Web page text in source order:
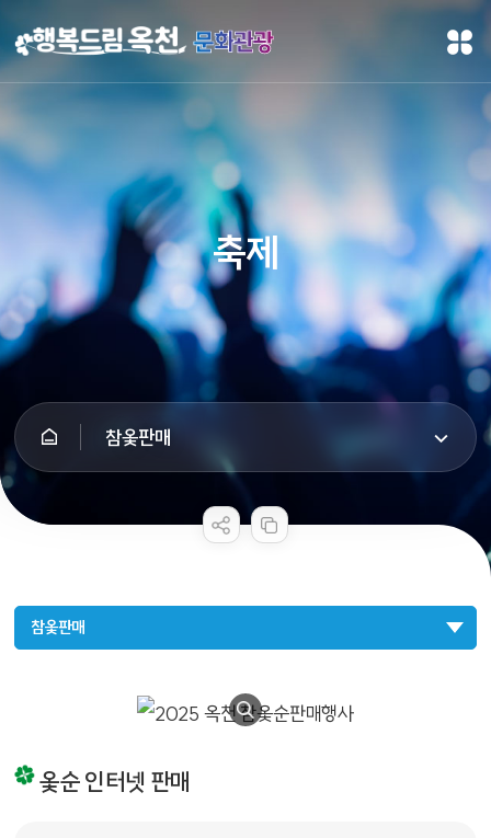
문화관광
축제
참옻판매
참옻판매
옻순 인터넷 판매
공공누리 공공저작물